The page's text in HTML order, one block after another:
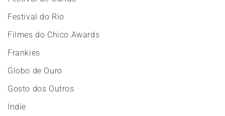
Festival do Rio
Filmes do Chico Awards
Frankies
Globo de Ouro
Gosto dos Outros
Indie